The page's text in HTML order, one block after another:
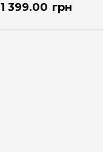
1 399.00 грн